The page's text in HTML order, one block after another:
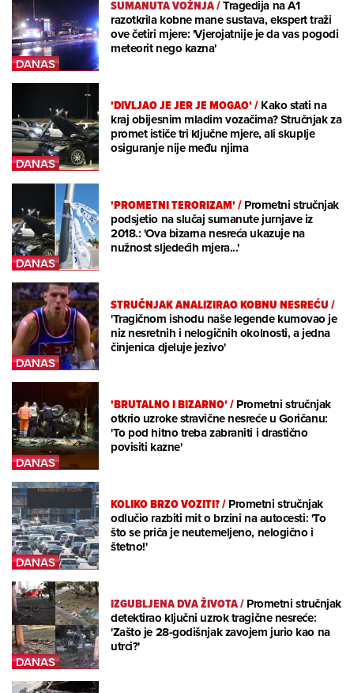
SUMANUTA VOŽNJA/Tragedija na A1
razotkrila kobne mane sustava, ekspert traži
ove četiri mjere: 'Vjerojatnije je da vas pogodi
meteorit nego kazna'
'DIVLJAO JE JER JE MOGAO'/Kako stati na
kraj obijesnim mladim vozačima? Stručnjak za
promet ističe tri ključne mjere, ali skuplje
osiguranje nije među njima
'PROMETNI TERORIZAM'/Prometni stručnjak
podsjetio na slučaj sumanute jurnjave iz
2018.: 'Ova bizarna nesreća ukazuje na
nužnost sljedećih mjera...'
STRUČNJAK ANALIZIRAO KOBNU NESREĆU/
'Tragičnom ishodu naše legende kumovao je
niz nesretnih i nelogičnih okolnosti, a jedna
činjenica djeluje jezivo'
'BRUTALNO I BIZARNO'/Prometni stručnjak
otkrio uzroke stravične nesreće u Goričanu:
'To pod hitno treba zabraniti i drastično
povisiti kazne'
KOLIKO BRZO VOZITI?/Prometni stručnjak
odlučio razbiti mit o brzini na autocesti: 'To
što se priča je neutemeljeno, nelogično i
štetno!'
IZGUBLJENA DVA ŽIVOTA/Prometni stručnjak
detektirao ključni uzrok tragične nesreće:
'Zašto je 28-godišnjak zavojem jurio kao na
utrci?'